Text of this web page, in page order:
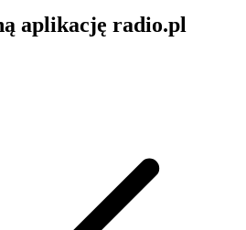
aplikację radio.pl